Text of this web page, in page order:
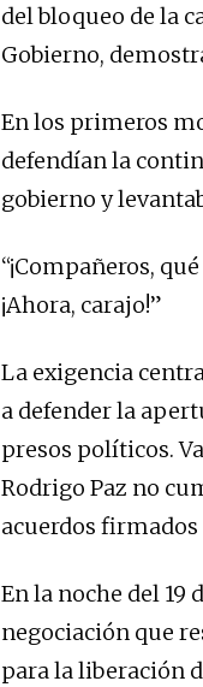
del bloqueo de la
Gobierno,
En los primeros
defendían la
gobierno y
“¡Compañeros,
¡Ahora, carajo!”
La exigencia
a defender la
presos políticos.
Rodrigo Paz no
acuerdos
En la noche del 19
negociación que
para la liberación